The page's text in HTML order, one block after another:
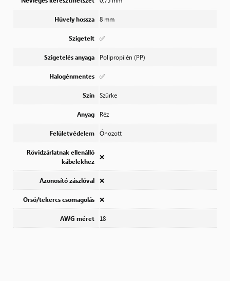
Hüvely hossza 8 mm
Szigetelt ✅
Szigetelés anyaga Polipropilén (PP)
Halogénmentes ✅
Szín Szürke
Anyag Réz
Felületvédelem Ónozott
Rövidzárlatnak ellenálló
kábelekhez
❌
Azonosító zászlóval ❌
Orsó/tekercs csomagolás ❌
AWG méret 18